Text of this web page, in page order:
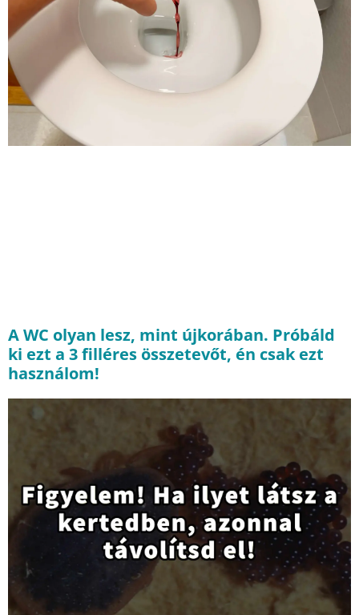
A WC olyan lesz, mint újkorában. Próbáld
ki ezt a 3 filléres összetevőt, én csak ezt
használom!